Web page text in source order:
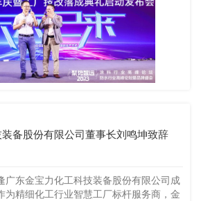
备股份有限公司董事长刘鸣坤致辞
广东金宝力化工科技装备股份有限公司成
为精细化工行业智慧工厂标杆服务商，金